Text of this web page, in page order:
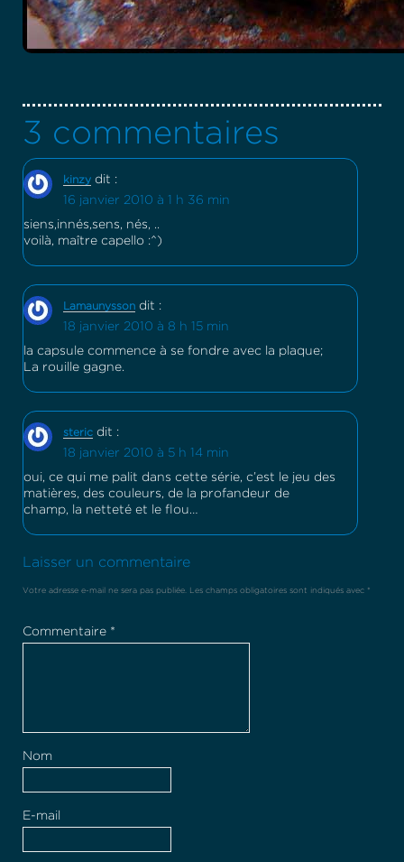
3 commentaires
kinzy dit :
16 janvier 2010 à 1 h 36 min
siens,innés,sens, nés, ..
voilà, maître capello :^)
Lamaunysson dit :
18 janvier 2010 à 8 h 15 min
la capsule commence à se fondre avec la plaque;
La rouille gagne.
steric dit :
18 janvier 2010 à 5 h 14 min
oui, ce qui me palit dans cette série, c’est le jeu des
matières, des couleurs, de la profandeur de
champ, la netteté et le flou…
Laisser un commentaire
Votre adresse e-mail ne sera pas publiée. Les champs obligatoires sont indiqués avec *
Commentaire *
Nom
E-mail